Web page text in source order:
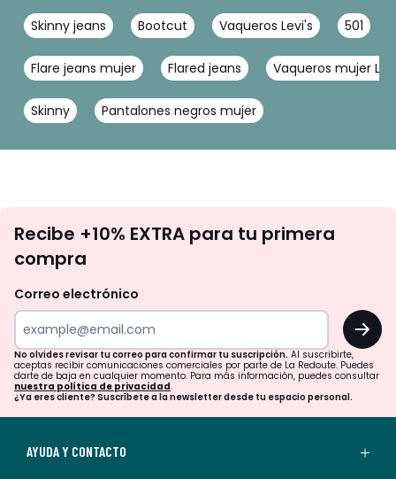
Skinny jeans Bootcut Vaqueros Levi's 501
Flare jeans mujer Flared jeans Vaqueros mujer
Skinny Pantalones negros mujer
te
tu
para
confirmar
tu
suscripción.
Recibe +10% EXTRA para tu primera
compra
Correo electrónico
OK
No olvides revisar tu correo para confirmar tu suscripción. Al suscribirte,
aceptas recibir comunicaciones comerciales por parte de La Redoute. Puedes
darte de baja en cualquier momento. Para más información, puedes consultar
nuestra política de privacidad.
¿Ya eres cliente? Suscríbete a la newsletter desde tu espacio personal.
AYUDA Y CONTACTO